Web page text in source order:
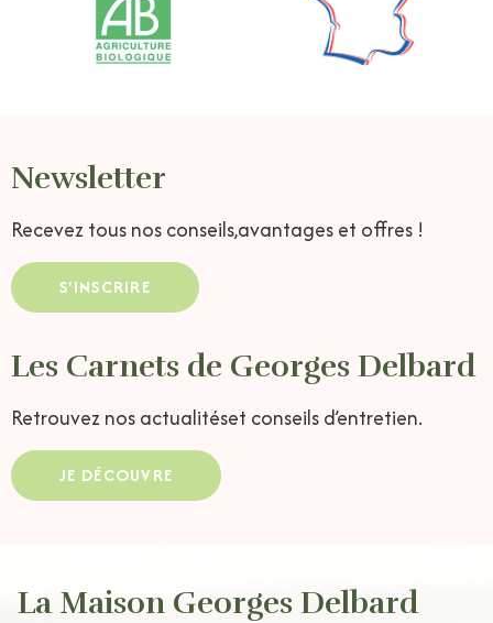
Newsletter
Recevez tous nos conseils,avantages et offres !
S'INSCRIRE
Les Carnets de Georges Delbard
Retrouvez nos actualitéset conseils d’entretien.
JE DÉCOUVRE
La Maison Georges Delbard